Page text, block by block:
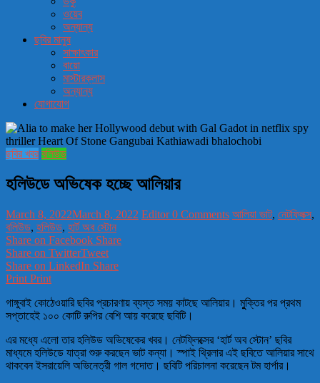
ওয়েব
অন্যান্য
ছবির মানুষ
সাক্ষাৎকার
বায়ো
মাস্টারক্লাস
অন্যান্য
যোগাযোগ
ছবির খবর বলিউড
হলিউডে অভিষেক হচ্ছে আলিয়ার
March 8, 2022March 8, 2022 Editor0 Comments আলিয়া ভাট, নেটফ্লিক্স,
বলিউড, হলিউড, হার্ট অব স্টোন
Share on Facebook Share
Share on TwitterTweet
Share on LinkedIn Share
Print Print
গাঙ্গুবাই কোঠেওয়ারি ছবির প্রচারণায় ব্যস্ত সময় কাটছে আলিয়ার। মুুক্তির পর প্রথম
সপ্তাহেই ১০০ কোটি রুপির বেশি আয় করেছে ছবিটি।
এর মধ্যে এলো তার হলিউড অভিষেকের খবর। নেটফ্লিক্সের ‘হার্ট অব স্টোন’ ছবির
মাধ্যমে হলিউডে যাত্রা শুরু করছেন ভাট কন্যা। স্পাই থ্রিলার এই ছবিতে আলিয়ার সাথে
থাকবেন ইসরায়েলি অভিনেত্রী গাল গদোত। ছবিটি পরিচালনা করেছেন টম হার্পার।